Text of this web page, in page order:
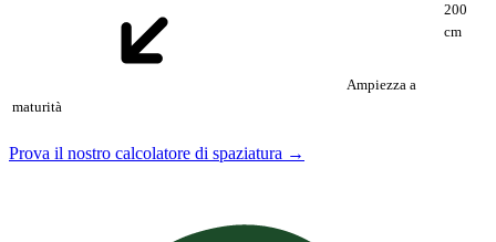
Ampiezza a
maturità
200
cm
Prova il nostro calcolatore di spaziatura →